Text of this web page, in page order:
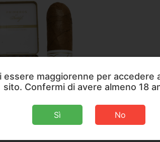
essere maggiorenne per accedere
sito. Confermi di avere almeno 18
Sì No